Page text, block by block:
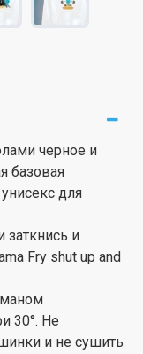
черное и
базовая
для
заткнись и
Fry shut up and
30°. Не
и не сушить